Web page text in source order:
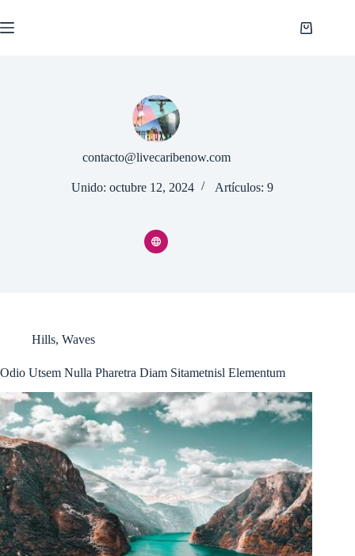
al
contenido
Shopping
contacto@livecaribenow.com
Unido: octubre 12, 2024 Artículos: 9
Hills, Waves
Odio Utsem Nulla Pharetra Diam Sitametnisl Elementum